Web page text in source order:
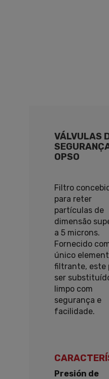
VÁLVULAS
OPSO
Filtro
para reter
partículas de
dimensão
a 5 microns.
Fornecido
único
filtrante, este
ser
limpo com
segurança e
facilidade.
Presión de